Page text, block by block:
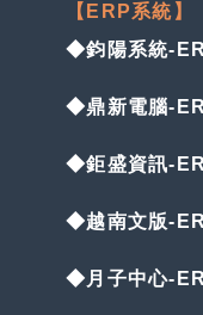
【ERP系統】
◆鈞陽系統-
◆鼎新電腦-
◆鉅盛資訊-
◆越南文版-
◆月子中心-